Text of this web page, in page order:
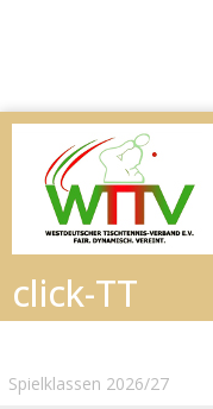
Spielklassen 2026/27